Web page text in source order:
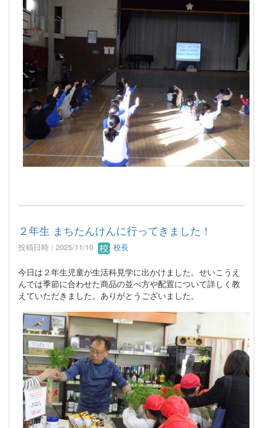
２年生 まちたんけんに行ってきました！
投稿日時 : 2025/11/10 校長
今日は２年生児童が生活科見学に出かけました。せいこうえ
んでは季節に合わせた商品の並べ方や配置について詳しく教
えていただきました。ありがとうございました。